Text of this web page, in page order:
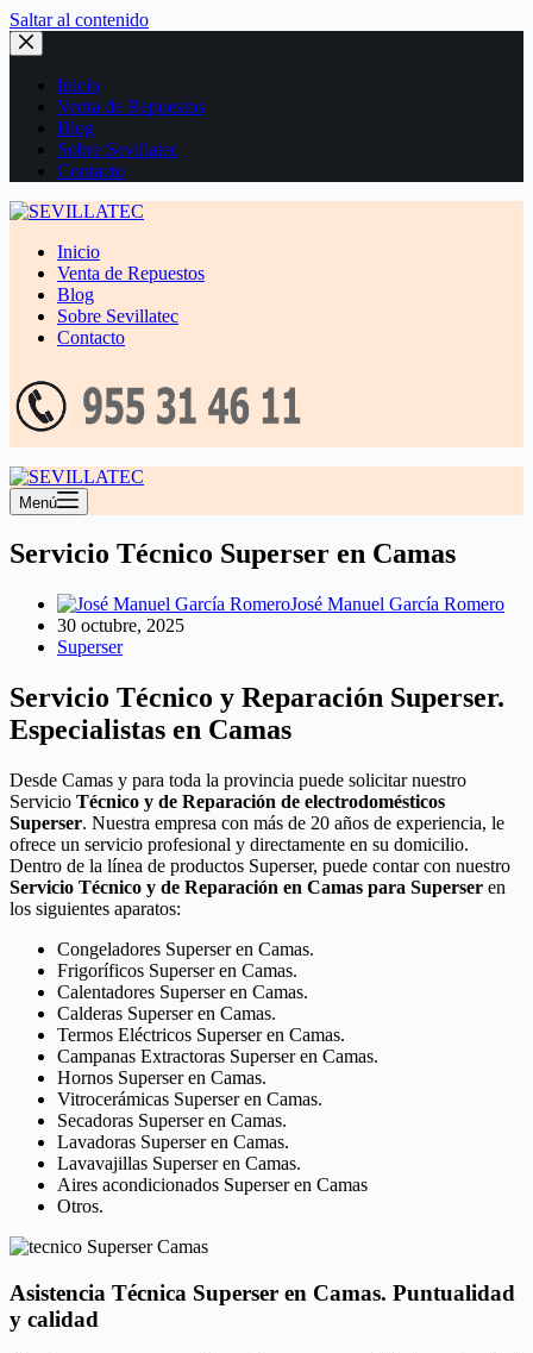
Saltar al contenido
Inicio
Venta de Repuestos
Blog
Sobre Sevillatec
Contacto
Inicio
Venta de Repuestos
Blog
Sobre Sevillatec
Contacto
Menú
Servicio Técnico Superser en Camas
José Manuel García Romero
30 octubre, 2025
Superser
Servicio Técnico y Reparación Superser.
Especialistas en Camas
Desde Camas y para toda la provincia puede solicitar nuestro
Servicio Técnico y de Reparación de electrodomésticos
Superser. Nuestra empresa con más de 20 años de experiencia, le
ofrece un servicio profesional y directamente en su domicilio.
Dentro de la línea de productos Superser, puede contar con nuestro
Servicio Técnico y de Reparación en Camas para Superser en
los siguientes aparatos:
Congeladores Superser en Camas.
Frigoríficos Superser en Camas.
Calentadores Superser en Camas.
Calderas Superser en Camas.
Termos Eléctricos Superser en Camas.
Campanas Extractoras Superser en Camas.
Hornos Superser en Camas.
Vitrocerámicas Superser en Camas.
Secadoras Superser en Camas.
Lavadoras Superser en Camas.
Lavavajillas Superser en Camas.
Aires acondicionados Superser en Camas
Otros.
Asistencia Técnica Superser en Camas. Puntualidad
y calidad